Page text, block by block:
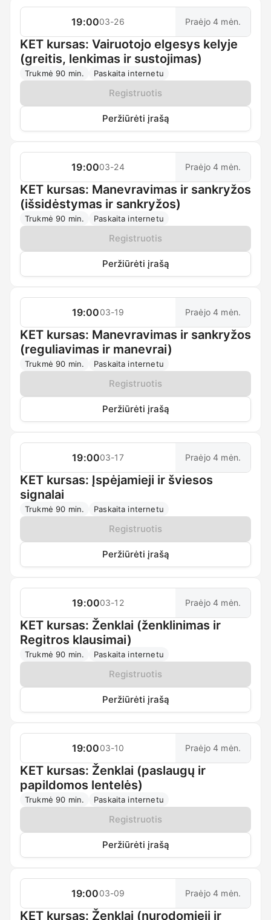
19:0003-26 Praėjo 4 mėn.
KET kursas: Vairuotojo elgesys kelyje
(greitis, lenkimas ir sustojimas)
Trukmė 90 min. Paskaita internetu
Registruotis
Peržiūrėti įrašą
19:0003-24 Praėjo 4 mėn.
KET kursas: Manevravimas ir sankryžos
(išsidėstymas ir sankryžos)
Trukmė 90 min. Paskaita internetu
Registruotis
Peržiūrėti įrašą
19:0003-19 Praėjo 4 mėn.
KET kursas: Manevravimas ir sankryžos
(reguliavimas ir manevrai)
Trukmė 90 min. Paskaita internetu
Registruotis
Peržiūrėti įrašą
19:0003-17 Praėjo 4 mėn.
KET kursas: Įspėjamieji ir šviesos
signalai
Trukmė 90 min. Paskaita internetu
Registruotis
Peržiūrėti įrašą
19:0003-12 Praėjo 4 mėn.
KET kursas: Ženklai (ženklinimas ir
Regitros klausimai)
Trukmė 90 min. Paskaita internetu
Registruotis
Peržiūrėti įrašą
19:0003-10 Praėjo 4 mėn.
KET kursas: Ženklai (paslaugų ir
papildomos lentelės)
Trukmė 90 min. Paskaita internetu
Registruotis
Peržiūrėti įrašą
19:0003-09 Praėjo 4 mėn.
KET kursas: Ženklai (nurodomieji ir